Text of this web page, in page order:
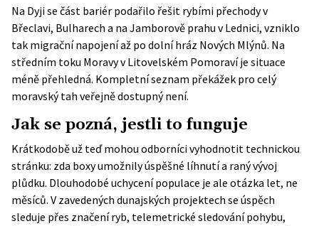
Na Dyji se část bariér podařilo řešit rybími přechody v
Břeclavi, Bulharech a na Jamborově prahu v Lednici, vzniklo
tak migrační napojení až po dolní hráz Nových Mlýnů. Na
středním toku Moravy v Litovelském Pomoraví je situace
méně přehledná. Kompletní seznam překážek pro celý
moravský tah veřejně dostupný není.
Jak se pozná, jestli to funguje
Krátkodobě už teď mohou odborníci vyhodnotit technickou
stránku: zda boxy umožnily úspěšné líhnutí a raný vývoj
plůdku. Dlouhodobé uchycení populace je ale otázka let, ne
měsíců. V zavedených dunajských projektech se úspěch
sleduje přes značení ryb, telemetrické sledování pohybu,